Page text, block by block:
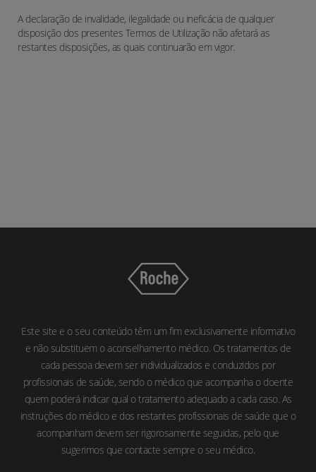
A declaração de invalidade, ilegalidade ou ineficácia de qualquer
disposição dos presentes Termos de Utilização não afetará as
restantes disposições, as quais continuarão em vigor.
Este site e o seu conteúdo têm um fim exclusivamente informativo
e não substituem o aconselhamento médico. Os tratamentos de
cada pessoa devem ser individualizados e conduzidos por
profissionais de saúde, sendo o médico que acompanha o doente
quem poderá indicar qual o tratamento adequado a cada caso. As
instruções do médico e dos restantes profissionais de saúde que o
acompanham devem ser rigorosamente seguidas, pelo que
sugerimos que contacte sempre o seu médico.